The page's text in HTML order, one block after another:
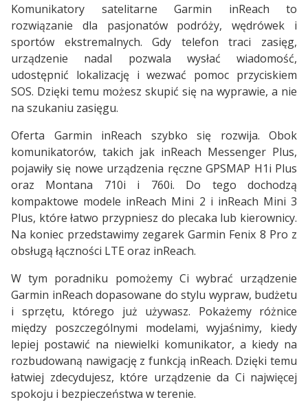
Komunikatory satelitarne Garmin inReach to
rozwiązanie dla pasjonatów podróży, wędrówek i
sportów ekstremalnych. Gdy telefon traci zasięg,
urządzenie nadal pozwala wysłać wiadomość,
udostępnić lokalizację i wezwać pomoc przyciskiem
SOS. Dzięki temu możesz skupić się na wyprawie, a nie
na szukaniu zasięgu.
Oferta Garmin inReach szybko się rozwija. Obok
komunikatorów, takich jak inReach Messenger Plus,
pojawiły się nowe urządzenia ręczne GPSMAP H1i Plus
oraz Montana 710i i 760i. Do tego dochodzą
kompaktowe modele inReach Mini 2 i inReach Mini 3
Plus, które łatwo przypniesz do plecaka lub kierownicy.
Na koniec przedstawimy zegarek Garmin Fenix 8 Pro z
obsługą łączności LTE oraz inReach.
W tym poradniku pomożemy Ci wybrać urządzenie
Garmin inReach dopasowane do stylu wypraw, budżetu
i sprzętu, którego już używasz. Pokażemy różnice
między poszczególnymi modelami, wyjaśnimy, kiedy
lepiej postawić na niewielki komunikator, a kiedy na
rozbudowaną nawigację z funkcją inReach. Dzięki temu
łatwiej zdecydujesz, które urządzenie da Ci najwięcej
spokoju i bezpieczeństwa w terenie.